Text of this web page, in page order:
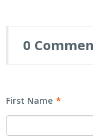
0
First Name *